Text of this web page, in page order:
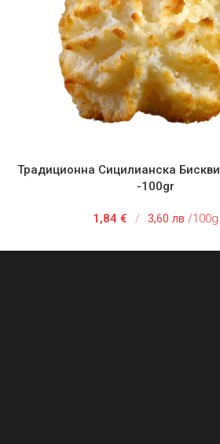
ДОБАВЯНЕ В КОЛИЧКАТА
Традиционна Сицилианска
-100gr
1,84 € / 3,60 лв /100g